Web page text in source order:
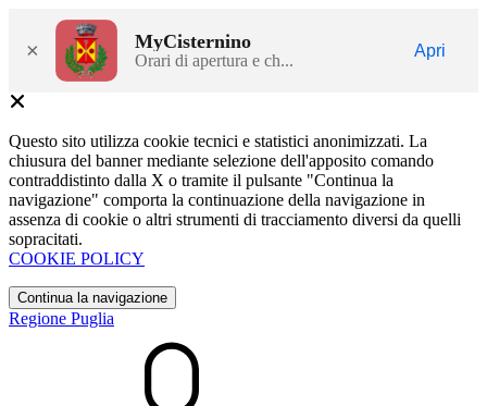
× MyCisternino
Orari di apertura e ch...
Apri
Questo sito utilizza cookie tecnici e statistici anonimizzati. La
chiusura del banner mediante selezione dell'apposito comando
contraddistinto dalla X o tramite il pulsante "Continua la
navigazione" comporta la continuazione della navigazione in
assenza di cookie o altri strumenti di tracciamento diversi da quelli
sopracitati.
COOKIE POLICY
Continua la navigazione
Regione Puglia